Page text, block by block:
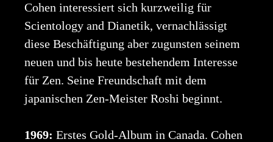
Cohen interessiert sich kurzweilig für
Scientology and Dianetik, vernachlässigt
diese Beschäftigung aber zugunsten seinem
neuen und bis heute bestehendem Interesse
für Zen. Seine Freundschaft mit dem
japanischen Zen-Meister Roshi beginnt.
1969: Erstes Gold-Album in Canada. Cohen